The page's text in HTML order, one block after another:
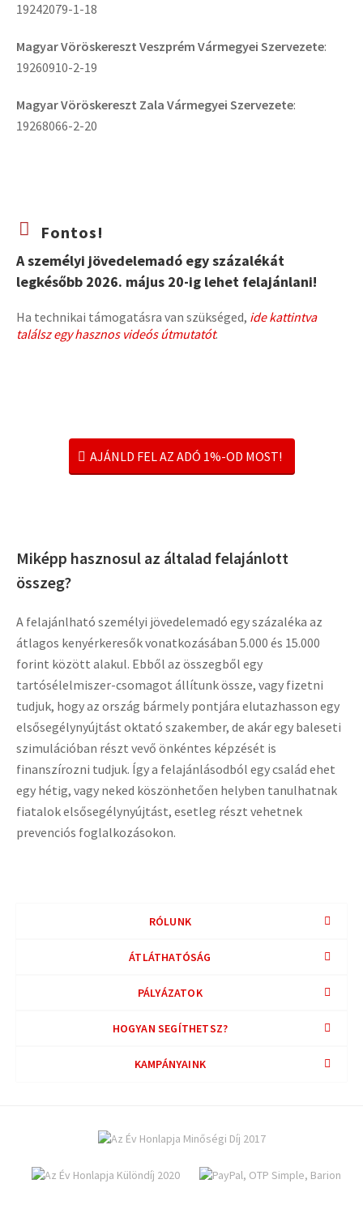
19242079-1-18
Magyar Vöröskereszt Veszprém Vármegyei Szervezete:
19260910-2-19
Magyar Vöröskereszt Zala Vármegyei Szervezete:
19268066-2-20
Fontos!
A személyi jövedelemadó egy százalékát
legkésőbb 2026. május 20-ig lehet felajánlani!
Ha technikai támogatásra van szükséged, ide kattintva
találsz egy hasznos videós útmutatót.
AJÁNLD FEL AZ ADÓ 1%-OD MOST!
Miképp hasznosul az általad felajánlott
összeg?
A felajánlható személyi jövedelemadó egy százaléka az
átlagos kenyérkeresők vonatkozásában 5.000 és 15.000
forint között alakul. Ebből az összegből egy
tartósélelmiszer-csomagot állítunk össze, vagy fizetni
tudjuk, hogy az ország bármely pontjára elutazhasson egy
elsősegélynyújtást oktató szakember, de akár egy baleseti
szimulációban részt vevő önkéntes képzését is
finanszírozni tudjuk. Így a felajánlásodból egy család ehet
egy hétig, vagy neked köszönhetően helyben tanulhatnak
fiatalok elsősegélynyújtást, esetleg részt vehetnek
prevenciós foglalkozásokon.
RÓLUNK
ÁTLÁTHATÓSÁG
PÁLYÁZATOK
HOGYAN SEGÍTHETSZ?
KAMPÁNYAINK